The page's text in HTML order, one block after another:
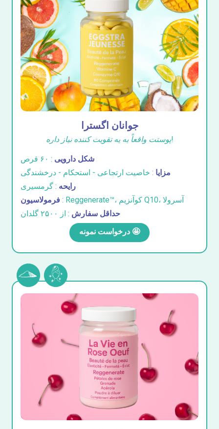
جوانان اگسترا
پوستت واقعاً به یه تقویت کننده نیاز داره!
شکل دارویی : ۶۰ قرص
مزایا : خاصیت ارتجاعی - استحکام - درخشندگی
رایحه : گرمسیری
فرمولاسیون
: Reggenerate™، کوآنزیم Q10، آسرولا
حداقل سفارش : از ۲۵۰۰ گلدان
درخواست نمونه 🤩